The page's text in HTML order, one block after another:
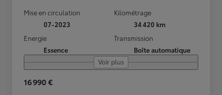
Mise en circulation
07-2023
Kilométrage
34 420 km
Energie
Essence
Transmission
Boîte automatique
Voir plus
16 990 €